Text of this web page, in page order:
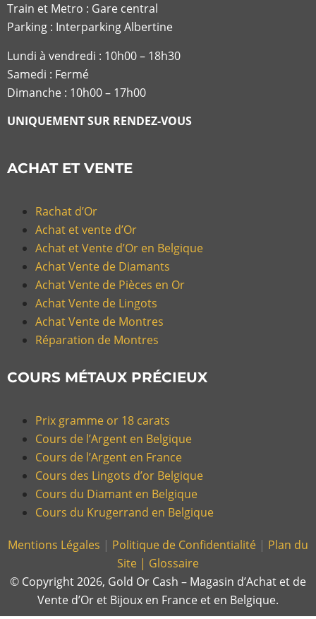
Train et Metro : Gare central
Parking : Interparking Albertine
Lundi à vendredi : 10h00 – 18h30
Samedi : Fermé
Dimanche : 10h00 – 17h00
UNIQUEMENT SUR RENDEZ-VOUS
ACHAT ET VENTE
Rachat d’Or
Achat et vente d’Or
Achat et Vente d’Or en Belgique
Achat Vente de Diamants
Achat Vente de Pièces en Or
Achat Vente de Lingots
Achat Vente de Montres
Réparation de Montres
COURS MÉTAUX PRÉCIEUX
Prix gramme or 18 carats
Cours de l’Argent en Belgique
Cours de l’Argent en France
Cours des Lingots d’or Belgique
Cours du Diamant en Belgique
Cours du Krugerrand en Belgique
Mentions Légales | Politique de Confidentialité | Plan du
Site | Glossaire
© Copyright 2026, Gold Or Cash – Magasin d’Achat et de
Vente d’Or et Bijoux en France et en Belgique.